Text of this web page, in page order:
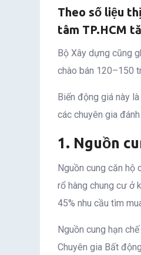
Theo số liệu
tâm TP.HCM
Bộ Xây dựng cũng
chào bán 120–150
Biến động giá này
các chuyên gia
1. Nguồn
Nguồn cung căn hộ
rổ hàng chung cư ở
45% nhu cầu tìm
Nguồn cung hạn
Chuyên gia Bất